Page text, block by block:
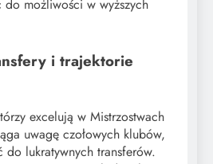
możliwości w wyższych
i trajektorie
excelują w Mistrzostwach
uwagę czołowych klubów,
lukratywnych transferów.